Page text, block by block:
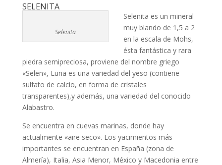
SELENITA
Selenita
Selenita es un mineral
muy blando de 1,5 a 2
en la escala de Mohs,
ésta fantástica y rara
piedra semipreciosa, proviene del nombre griego
«Selen», Luna es una variedad del yeso (contiene
sulfato de calcio, en forma de cristales
transparentes),y además, una variedad del conocido
Alabastro.
Se encuentra en cuevas marinas, donde hay
actualmente «aire seco». Los yacimientos más
importantes se encuentran en España (zona de
Almería), Italia, Asia Menor, México y Macedonia entre